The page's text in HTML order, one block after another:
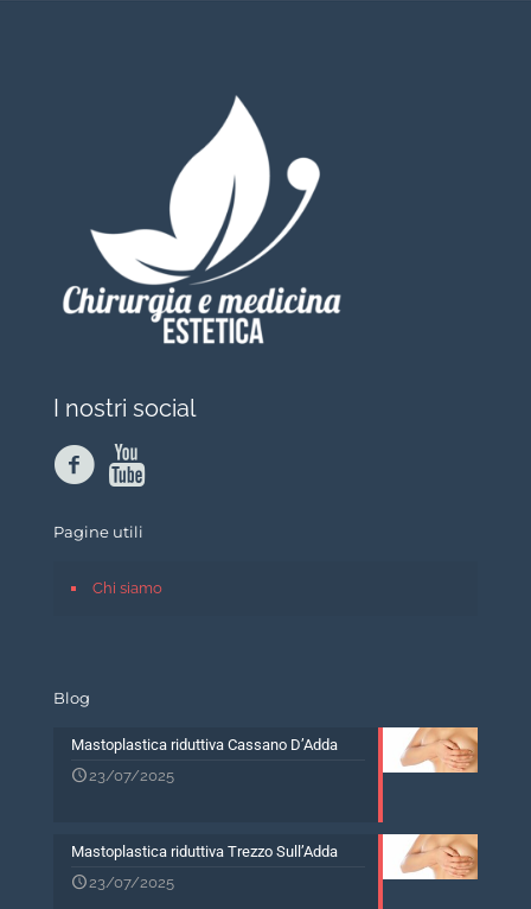
I nostri social
Pagine utili
Chi siamo
Blog
Mastoplastica riduttiva Cassano D’Adda
23/07/2025
Mastoplastica riduttiva Trezzo Sull’Adda
23/07/2025